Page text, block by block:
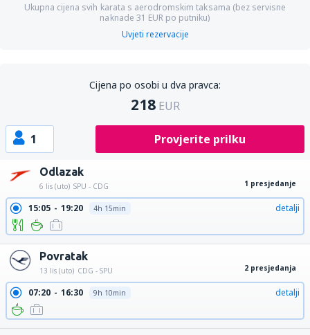
Ukupna cijena svih karata s aerodromskim taksama (bez servisne
naknade 31 EUR po putniku)
Uvjeti rezervacije
Cijena po osobi u dva pravca:
218 EUR
1 Provjerite prilku
Odlazak
6 lis (uto) SPU - CDG 1 presjedanje
15:05 19:20 4h 15min detalji
Povratak
13 lis (uto) CDG - SPU 2 presjedanja
07:20 16:30 9h 10min detalji